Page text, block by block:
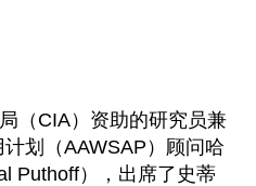
（CIA）资助的研究员兼
划（AAWSAP）顾问哈
Puthoff），出席了史蒂